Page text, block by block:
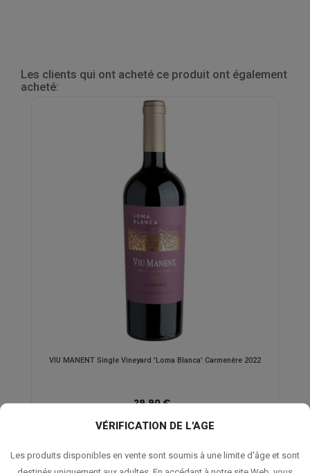
VÉRIFICATION DE L'AGE
Les produits disponibles en vente sont soumis à une limite d'âge et sont
Les clients qui ont acheté ce produit ont également
acheté:
VIU MANENT Single Vineyard 'Loma Blanca' Carmenère 2022
29,90 €
Cette superbe cuvée provient d'un vignoble unique, El Olivar, situé
dans la vallée de Colchagua où les vignes ont une moyenne d'âge